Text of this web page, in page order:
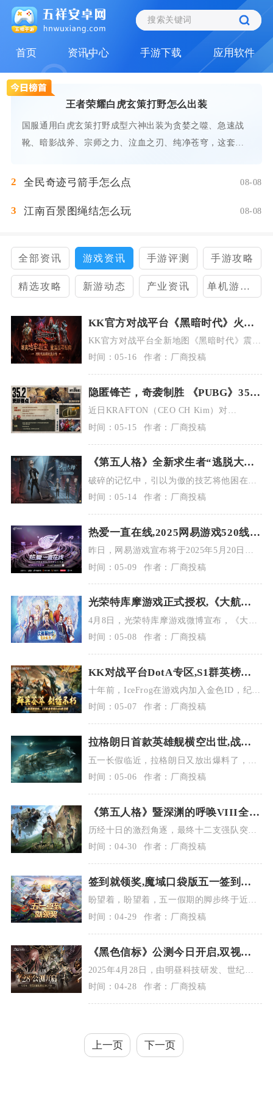
首页 资讯中心 手游下载 应用软件
王者荣耀白虎玄策打野怎么出装
国服通用白虎玄策打野成型六神出装为贪婪之噬、急速战
靴、暗影战斧、宗师之力、泣血之刃、纯净苍穹，这套装
2 全民奇迹弓箭手怎么点 08-08
3 江南百景图绳结怎么玩 08-08
全部资讯 游戏资讯 手游评测 手游攻略
精选攻略 新游动态 产业资讯 单机游戏攻略
KK官方对战平台《黑暗时代》火热
上线,地牢刷宝重温当年经典
KK官方对战平台全新地图《黑暗时代》震撼
登场！在策略与动作交织的暗黑世界中，这
款...
时间：05-16 作者：厂商投稿
隐匿锋芒，奇袭制胜 《PUBG》35.2
版本更新
近日KRAFTON（CEO CH Kim）对
《PUBG: BATTLEGROUN...
时间：05-15 作者：厂商投稿
《第五人格》全新求生者“逃脱大
师”即将到访庄园
破碎的记忆中，引以为傲的技艺将他困在层
层枷锁之中，也许，是时候找回那把钥匙
了……...
时间：05-14 作者：厂商投稿
热爱一直在线,2025网易游戏520线上
发布会即将开启
昨日，网易游戏宣布将于2025年5月20日晚
上19:30举办520线上发布会，并...
时间：05-09 作者：厂商投稿
光荣特库摩游戏正式授权,《大航海
时代 Online》国服回归
4月8日，光荣特库摩游戏微博宣布，《大航
海时代 Online》国服由北京锐我科技...
时间：05-08 作者：厂商投稿
KK对战平台DotA专区,S1群英榜福
利加码
十年前，IceFrog在游戏内加入金色ID，纪念
在DotA的历史长河中留下浓墨重...
时间：05-07 作者：厂商投稿
拉格朗日首款英雄舰横空出世,战场
救援王炸登场
五一长假临近，拉格朗日又放出爆料了，兄
弟们速来吃瓜！之前拉格剧情片有过爆料的
英雄...
时间：05-06 作者：厂商投稿
《第五人格》暨深渊的呼唤VIII全球
总决赛淘汰赛即将开启
历经十日的激烈角逐，最终十二支强队突破
重围会师杭州，进行全球总决赛淘汰赛！5月
1...
时间：04-30 作者：厂商投稿
签到就领奖,魔域口袋版五一签到活
动
盼望着，盼望着，五一假期的脚步终于近
了！神选者们打算怎么度假？是出门“人从
众”，...
时间：04-29 作者：厂商投稿
《黑色信标》公测今日开启,双视角
无限技能连携ARPG开启新篇章
2025年4月28日，由明昼科技研发、世纪天
成发行的双视角×无限技能连携ARPG...
时间：04-28 作者：厂商投稿
上一页 下一页